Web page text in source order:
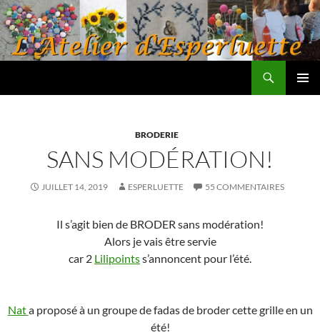
Aller
au
contenu
BRODERIE
SANS MODÉRATION!
JUILLET 14, 2019 ESPERLUETTE 55 COMMENTAIRES
Il s’agit bien de BRODER sans modération!
Alors je vais être servie
car 2 Lilipointss’annoncent pour l’été.
Nata proposé à un groupe de fadas de broder cette grille en un
été!